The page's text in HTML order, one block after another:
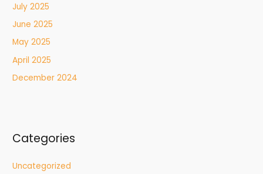
July 2025
June 2025
May 2025
April 2025
December 2024
Categories
Uncategorized